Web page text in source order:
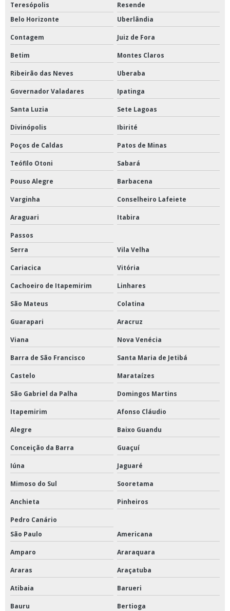
Flange aço carbono
Flanges aço carbono para solda
Flanges aço carbono preço
Fornecedor tubo galvanizado
Fornecedor válvula borboleta
Fornecedores de tubos aço carbono
Tampão storz
Tubo aço carbono
Tubo aço carbono sem costura
Tubo com costura
Tubo com costura aço carbono
Tubo de aço carbono preço
Tubo galvanizado distribuidor
Tubo sem costura
Tubos aço carbono galvanizado
Tubos aço carbono preto
Tubos e conexões ranhuradas
Tubos zona leste
Valvula de bronze
Válvula de esfera
Valvula de esfera inox
Valvula deca
Válvula deca valor
Valvula esfera ferro fundido
Valvula globo 45 graus
Teresópolis
Resende
Belo Horizonte
Uberlândia
Contagem Juiz de Fora
Betim Montes Claros
Ribeirão das Neves Uberaba
Governador Valadares Ipatinga
Santa Luzia Sete Lagoas
Divinópolis Ibirité
Poços de Caldas Patos de Minas
Teófilo Otoni Sabará
Pouso Alegre Barbacena
Varginha Conselheiro Lafeiete
Araguari Itabira
Passos
Serra
Vila Velha
Cariacica Vitória
Cachoeiro de Itapemirim Linhares
São Mateus Colatina
Guarapari Aracruz
Viana Nova Venécia
Barra de São Francisco Santa Maria de Jetibá
Castelo Marataízes
São Gabriel da Palha Domingos Martins
Itapemirim Afonso Cláudio
Alegre Baixo Guandu
Conceição da Barra Guaçuí
Iúna Jaguaré
Mimoso do Sul Sooretama
Anchieta Pinheiros
Pedro Canário
São Paulo
Americana
Amparo Araraquara
Araras Araçatuba
Atibaia Barueri
Bauru Bertioga